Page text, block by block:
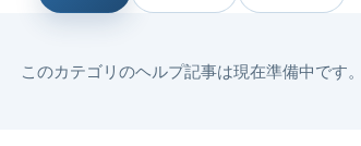
このカテゴリのヘルプ記事は現在準備中です。